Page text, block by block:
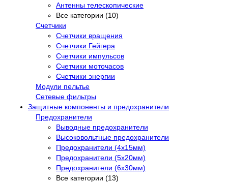
Антенны телескопические
Все категории (10)
Счетчики
Счетчики вращения
Счетчики Гейгера
Счетчики импульсов
Счетчики моточасов
Счетчики энергии
Модули пельтье
Сетевые фильтры
Защитные компоненты и предохранители
Предохранители
Выводные предохранители
Высоковольтные предохранители
Предохранители (4х15мм)
Предохранители (5х20мм)
Предохранители (6х30мм)
Все категории (13)